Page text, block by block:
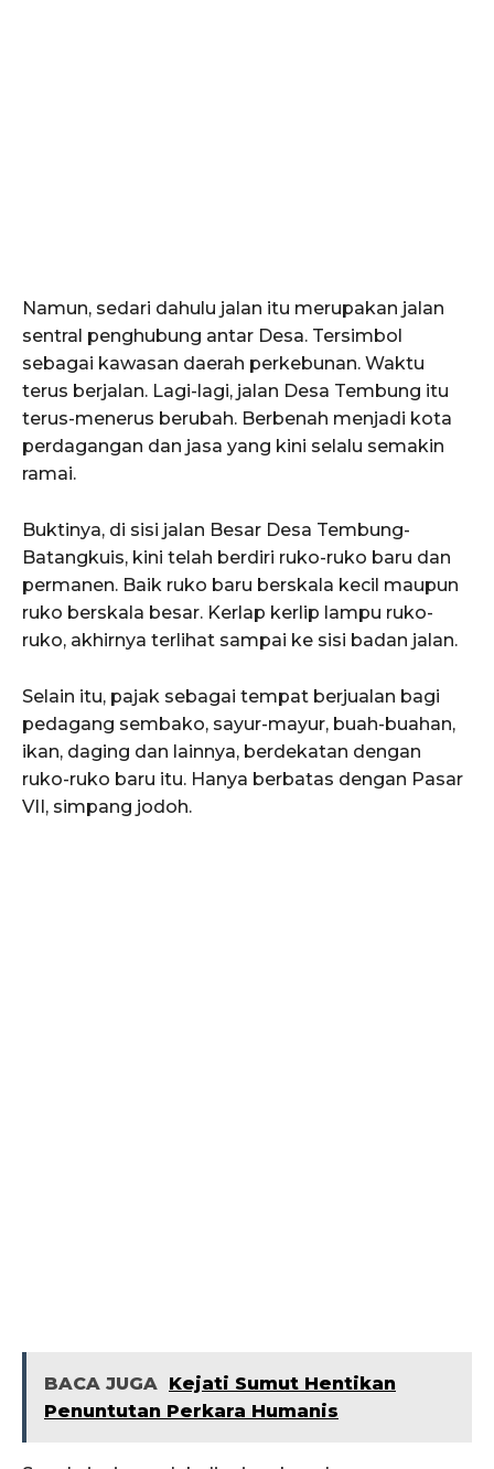
Namun, sedari dahulu jalan itu merupakan jalan
sentral penghubung antar Desa. Tersimbol
sebagai kawasan daerah perkebunan. Waktu
terus berjalan. Lagi-lagi, jalan Desa Tembung itu
terus-menerus berubah. Berbenah menjadi kota
perdagangan dan jasa yang kini selalu semakin
ramai.
Buktinya, di sisi jalan Besar Desa Tembung-
Batangkuis, kini telah berdiri ruko-ruko baru dan
permanen. Baik ruko baru berskala kecil maupun
ruko berskala besar. Kerlap kerlip lampu ruko-
ruko, akhirnya terlihat sampai ke sisi badan jalan.
Selain itu, pajak sebagai tempat berjualan bagi
pedagang sembako, sayur-mayur, buah-buahan,
ikan, daging dan lainnya, berdekatan dengan
ruko-ruko baru itu. Hanya berbatas dengan Pasar
VII, simpang jodoh.
BACA JUGA
Kejati Sumut Hentikan
Penuntutan Perkara Humanis